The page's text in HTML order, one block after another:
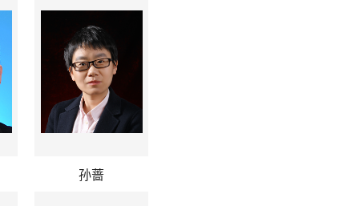
孙蔷